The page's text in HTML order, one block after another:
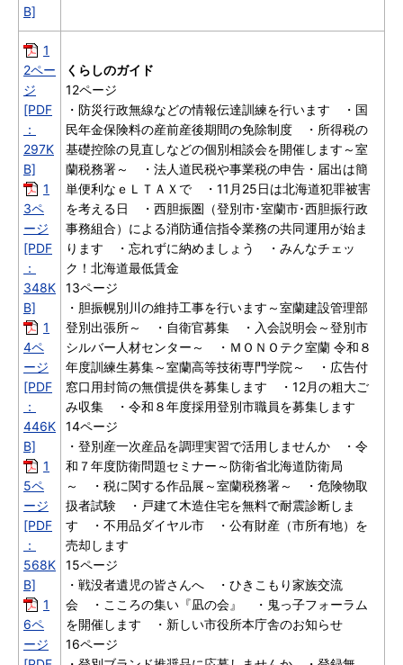
B]
1
2ペー
ジ
[PDF
：
297K
B]
1
3ペ
ージ
[PDF
：
348K
B]
1
4ペ
ージ
[PDF
：
446K
B]
1
5ペ
ージ
[PDF
：
568K
B]
1
6ペ
ージ
くらしのガイド
12ページ
・防災行政無線などの情報伝達訓練を行います ・国
民年金保険料の産前産後期間の免除制度 ・所得税の
基礎控除の見直しなどの個別相談会を開催します～室
蘭税務署～ ・法人道民税や事業税の申告・届出は簡
単便利なｅＬＴＡＸで ・11月25日は北海道犯罪被害
を考える日 ・西胆振圏（登別市･室蘭市･西胆振行政
事務組合）による消防通信指令業務の共同運用が始ま
ります ・忘れずに納めましょう ・みんなチェッ
ク！北海道最低賃金
13ページ
・胆振幌別川の維持工事を行います～室蘭建設管理部
登別出張所～ ・自衛官募集 ・入会説明会～登別市
シルバー人材センター～ ・ＭＯＮＯテク室蘭 令和８
年度訓練生募集～室蘭高等技術専門学院～ ・広告付
窓口用封筒の無償提供を募集します ・12月の粗大ご
み収集 ・令和８年度採用登別市職員を募集します
14ページ
・登別産一次産品を調理実習で活用しませんか ・令
和７年度防衛問題セミナー～防衛省北海道防衛局
～ ・税に関する作品展～室蘭税務署～ ・危険物取
扱者試験 ・戸建て木造住宅を無料で耐震診断しま
す ・不用品ダイヤル市 ・公有財産（市所有地）を
売却します
15ページ
・戦没者遺児の皆さんへ ・ひきこもり家族交流
会 ・こころの集い『凪の会』 ・鬼っ子フォーラム
を開催します ・新しい市役所本庁舎のお知らせ
16ページ